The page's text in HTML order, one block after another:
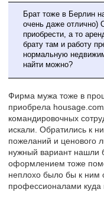
Брат тоже в Берлин
очень даже отлично)
приобрести, а то
брату там и работу
нормальную
найти можно?
Фирма мужа тоже в
приобрела
командировочных
искали. Обратились к
пожеланий и ценового
нужный вариант нашли
оформлением тоже
неплохо было бы к ним
профессионалами куда